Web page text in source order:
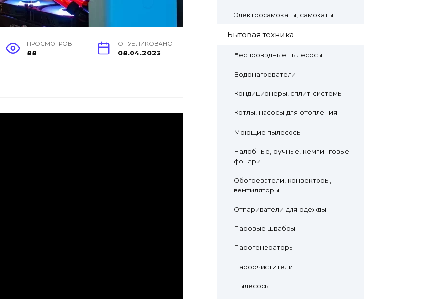
ПРОСМОТРОВ
88
ОПУБЛИКОВАНО
08.04.2023
Электросамокаты, самокаты
Бытовая техника
Беспроводные пылесосы
Водонагреватели
Кондиционеры, сплит-системы
Котлы, насосы для отопления
Моющие пылесосы
Налобные, ручные, кемпинговые
фонари
Обогреватели, конвекторы,
вентиляторы
Отпариватели для одежды
Паровые швабры
Парогенераторы
Пароочистители
Пылесосы